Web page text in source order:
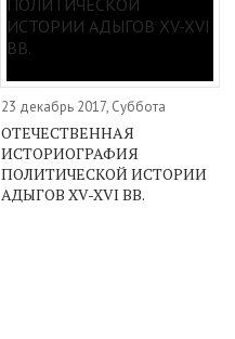
23 декабрь 2017, Суббота
ОТЕЧЕСТВЕННАЯ
ИСТОРИОГРАФИЯ
ПОЛИТИЧЕСКОЙ ИСТОРИИ
АДЫГОВ XV-XVI ВВ.